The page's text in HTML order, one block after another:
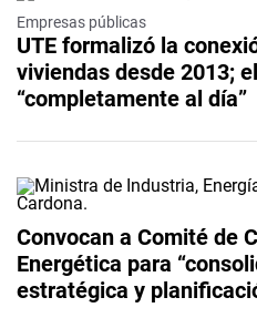
Empresas públicas
UTE formalizó la
viviendas desde 2013;
“completamente al día”
Convocan a Comité de
Energética para
estratégica y